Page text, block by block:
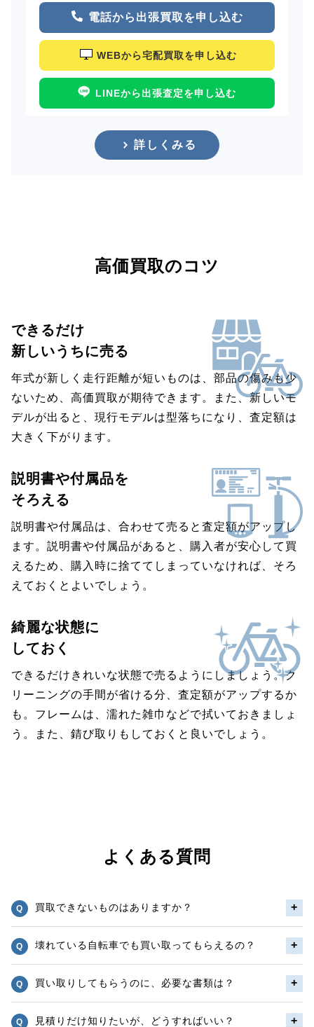
電話から出張買取を申し込む
WEBから宅配買取を申し込む
LINEから出張査定を申し込む
詳しくみる
高価買取のコツ
できるだけ
新しいうちに売る
年式が新しく走行距離が短いものは、部品の傷みも少
ないため、高価買取が期待できます。また、新しいモ
デルが出ると、現行モデルは型落ちになり、査定額は
大きく下がります。
説明書や付属品を
そろえる
説明書や付属品は、合わせて売ると査定額がアップし
ます。説明書や付属品があると、購入者が安心して買
えるため、購入時に捨ててしまっていなければ、そろ
えておくとよいでしょう。
綺麗な状態に
しておく
できるだけきれいな状態で売るようにしましょう。ク
リーニングの手間が省ける分、査定額がアップするか
も。フレームは、濡れた雑巾などで拭いておきましょ
う。また、錆び取りもしておくと良いでしょう。
よくある質問
買取できないものはありますか？
壊れている自転車でも買い取ってもらえるの？
買い取りしてもらうのに、必要な書類は？
見積りだけ知りたいが、どうすればいい？